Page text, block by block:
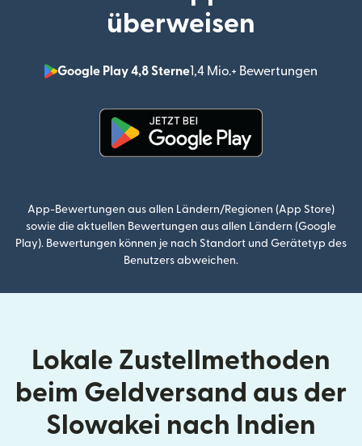
überweisen
Google Play 4,8 Sterne1,4 Mio.+ Bewertungen
App-Bewertungen aus allen Ländern/Regionen (App Store)
sowie die aktuellen Bewertungen aus allen Ländern (Google
Play). Bewertungen können je nach Standort und Gerätetyp des
Benutzers abweichen.
Lokale Zustellmethoden
beim Geldversand aus der
Slowakei nach Indien